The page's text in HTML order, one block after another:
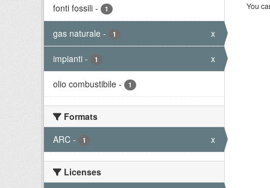
fonti fossili - 1
gas naturale - 1 x
impianti - 1 x
olio combustibile - 1
Formats
ARC - 1 x
Licenses
You